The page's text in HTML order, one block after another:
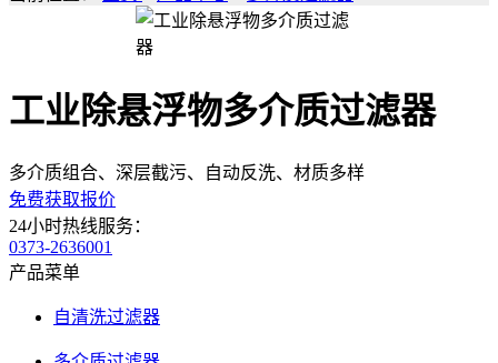
工业除悬浮物多介质过滤器
多介质组合、深层截污、自动反洗、材质多样
免费获取报价
24小时热线服务：
0373-2636001
产品菜单
自清洗过滤器